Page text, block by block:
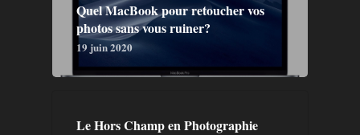
Quel MacBook pour retoucher vos
photos sans vous ruiner?
19 juin 2020
Le Hors Champ en Photographie